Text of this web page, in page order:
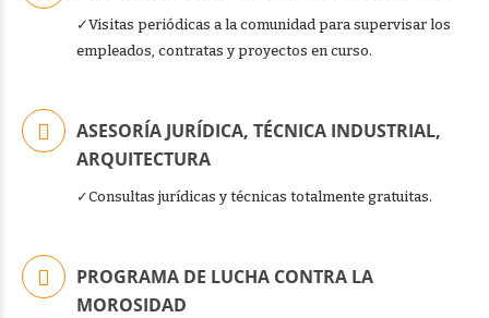
✓Visitas periódicas a la comunidad para supervisar los
empleados, contratas y proyectos en curso.
ASESORÍA JURÍDICA, TÉCNICA INDUSTRIAL,
ARQUITECTURA
✓Consultas jurídicas y técnicas totalmente gratuitas.
PROGRAMA DE LUCHA CONTRA LA
MOROSIDAD